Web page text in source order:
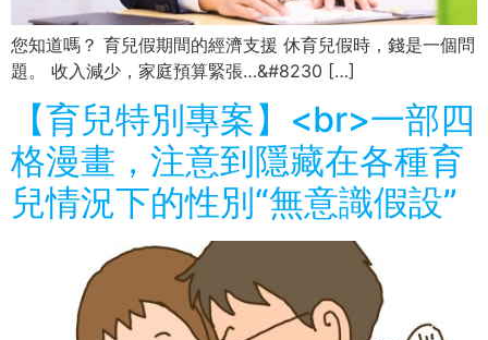
您知道嗎？ 育兒假期間的經濟支援 休育兒假時，錢是一個問
題。 收入減少，家庭預算緊張…&#8230 […]
【育兒特別專案】<br>一部四
格漫畫，注意到隱藏在各種育
兒情況下的性別“無意識假設”